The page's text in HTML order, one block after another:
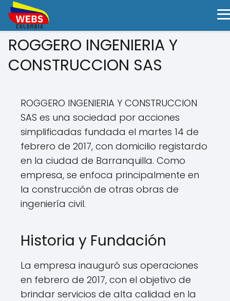
ROGGERO INGENIERIA Y
CONSTRUCCION SAS
ROGGERO INGENIERIA Y CONSTRUCCION
SAS es una sociedad por acciones
simplificadas fundada el martes 14 de
febrero de 2017, con domicilio registardo
en la ciudad de Barranquilla. Como
empresa, se enfoca principalmente en
la construcción de otras obras de
ingeniería civil.
Historia y Fundación
La empresa inauguró sus operaciones
en febrero de 2017, con el objetivo de
brindar servicios de alta calidad en la